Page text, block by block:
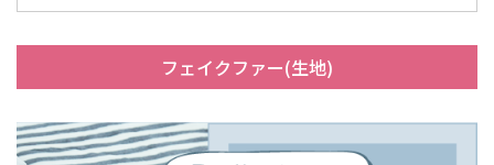
フェイクファー(生地)